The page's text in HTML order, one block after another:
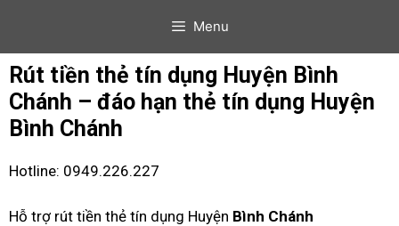
Menu
Rút tiền thẻ tín dụng Huyện Bình
Chánh – đáo hạn thẻ tín dụng Huyện
Bình Chánh
Hotline: 0949.226.227
Hỗ trợ rút tiền thẻ tín dụng Huyện Bình Chánh